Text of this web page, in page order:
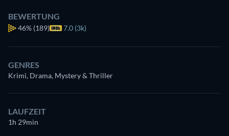
BEWERTUNG
46% (189) 7.0 (3k)
GENRES
Krimi, Drama, Mystery & Thriller
LAUFZEIT
1h 29min